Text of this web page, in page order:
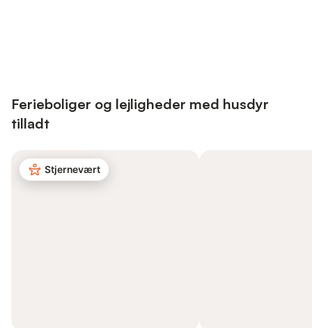
Ferieboliger og lejligheder med husdyr
tilladt
Stjernevært